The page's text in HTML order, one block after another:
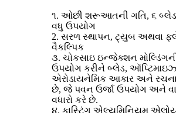
૧. ઓછી શરૂઆતની ગતિ, ૬ બ્લેડ,
વધુ ઉપયોગ
2. સરળ સ્થાપન, ટ્યુબ અથવા
વૈકલ્પિક
૩. ચોકસાઇ ઇન્જેક્શન
ઉપયોગ કરીને બ્લેડ,
એરોડાયનેમિક આકાર અને
છે, જે પવન ઉર્જા ઉપયોગ અને
વધારો કરે છે.
૪. કાસ્ટિંગ એલ્યુમિનિયમ